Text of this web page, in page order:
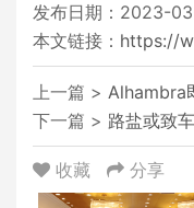
发布日期：2023-
本文链接： https://
上一篇 > Alhambra
下一篇 > 路盐或致
收藏 分享